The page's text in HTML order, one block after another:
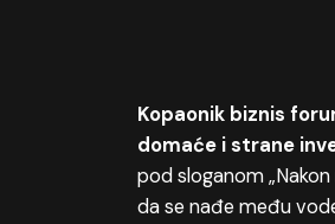
Kopaonik biznis
domaće i strane
pod sloganom
da se nađe među